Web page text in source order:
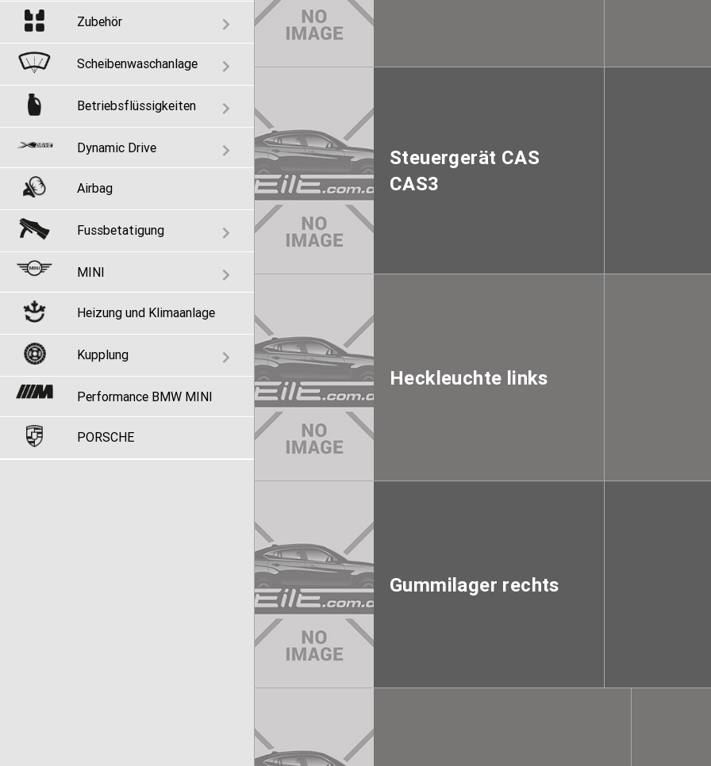
Zubehör
Scheibenwaschanlage
Betriebsflüssigkeiten
Dynamic Drive
Airbag
Fussbetatigung
MINI
Heizung und Klimaanlage
Kupplung
Performance BMW MINI
PORSCHE
Steuergerät CAS
CAS3
Heckleuchte links
Gummilager rechts